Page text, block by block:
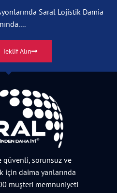
Saral Lojistik Damia
Teklif Alın
güvenli, sorunsuz ve
için daima yanlarında
müşteri memnuniyeti